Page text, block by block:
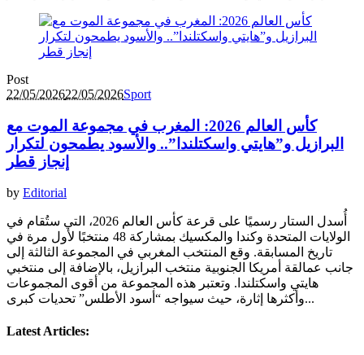
Post
22/05/202622/05/2026Sport
كأس العالم 2026: المغرب في مجموعة الموت مع
البرازيل و”هايتي واسكتلندا”.. والأسود يطمحون لتكرار
إنجاز قطر
by Editorial
أُسدل الستار رسميًا على قرعة كأس العالم 2026، التي ستُقام في
الولايات المتحدة وكندا والمكسيك بمشاركة 48 منتخبًا لأول مرة في
تاريخ المسابقة. وقع المنتخب المغربي في المجموعة الثالثة إلى
جانب عمالقة أمريكا الجنوبية منتخب البرازيل، بالإضافة إلى منتخبي
هايتي واسكتلندا. وتعتبر هذه المجموعة من أقوى المجموعات
وأكثرها إثارة، حيث سيواجه “أسود الأطلس” تحديات كبرى...
Latest Articles: